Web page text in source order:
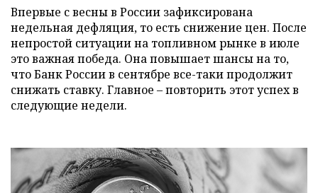
Впервые с весны в России зафиксирована
недельная дефляция, то есть снижение цен. После
непростой ситуации на топливном рынке в июле
это важная победа. Она повышает шансы на то,
что Банк России в сентябре все-таки продолжит
снижать ставку. Главное – повторить этот успех в
следующие недели.